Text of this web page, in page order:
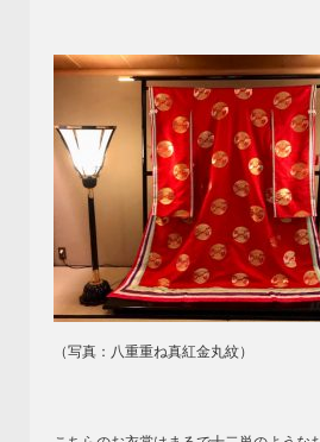
（写真：八重重ね真紅金丸紋）